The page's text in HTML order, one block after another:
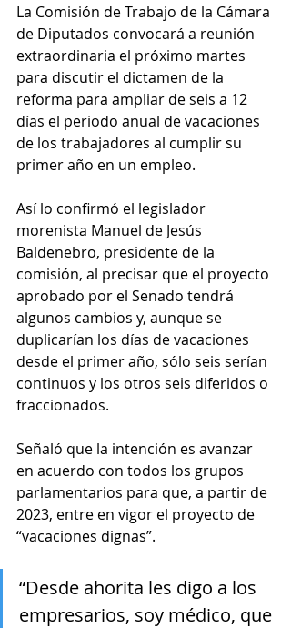
La Comisión de Trabajo de la Cámara
de Diputados convocará a reunión
extraordinaria el próximo martes
para discutir el dictamen de la
reforma para ampliar de seis a 12
días el periodo anual de vacaciones
de los trabajadores al cumplir su
primer año en un empleo.
Así lo confirmó el legislador
morenista Manuel de Jesús
Baldenebro, presidente de la
comisión, al precisar que el proyecto
aprobado por el Senado tendrá
algunos cambios y, aunque se
duplicarían los días de vacaciones
desde el primer año, sólo seis serían
continuos y los otros seis diferidos o
fraccionados.
Señaló que la intención es avanzar
en acuerdo con todos los grupos
parlamentarios para que, a partir de
2023, entre en vigor el proyecto de
“vacaciones dignas”.
“Desde ahorita les digo a los
empresarios, soy médico, que